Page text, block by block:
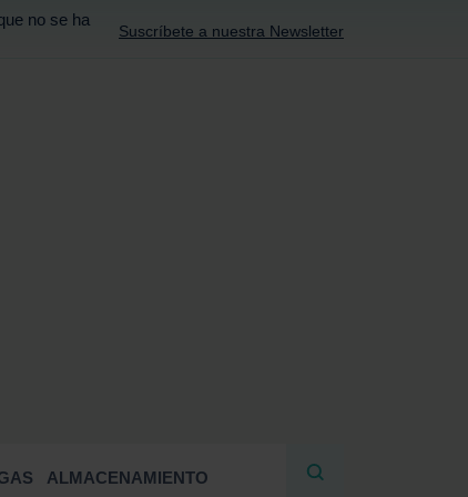
no se ha
Suscríbete a nuestra Newsletter
ALMACENAMIENTO